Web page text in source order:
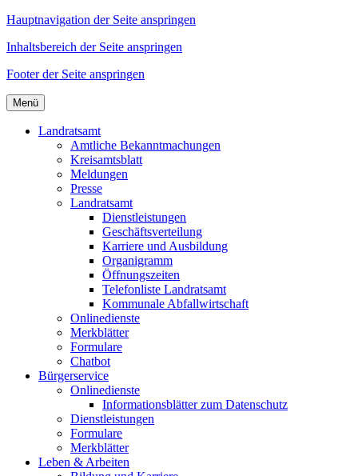
Hauptnavigation der Seite anspringen
Inhaltsbereich der Seite anspringen
Footer der Seite anspringen
Menü
Landratsamt
Amtliche Bekanntmachungen
Kreisamtsblatt
Meldungen
Presse
Landratsamt
Dienstleistungen
Geschäftsverteilung
Karriere und Ausbildung
Organigramm
Öffnungszeiten
Telefonliste Landratsamt
Kommunale Abfallwirtschaft
Onlinedienste
Merkblätter
Formulare
Chatbot
Bürgerservice
Onlinedienste
Informationsblätter zum Datenschutz
Dienstleistungen
Formulare
Merkblätter
Leben & Arbeiten